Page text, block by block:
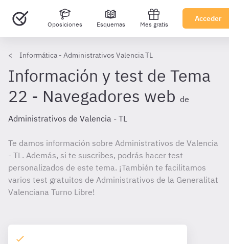
Oposiciones Esquemas Mes gratis
Acceder
Informática - Administrativos Valencia TL
Información y test de Tema
22 - Navegadores web de
Administrativos de Valencia - TL
Te damos información sobre Administrativos de Valencia
- TL. Además, si te suscribes, podrás hacer test
personalizados de este tema. ¡También te facilitamos
varios test gratuitos de Administrativos de la Generalitat
Valenciana Turno Libre!